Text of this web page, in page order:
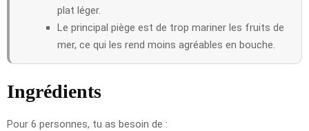
plat léger.
Le principal piège est de trop mariner les fruits de
mer, ce qui les rend moins agréables en bouche.
Ingrédients
Pour 6 personnes, tu as besoin de :